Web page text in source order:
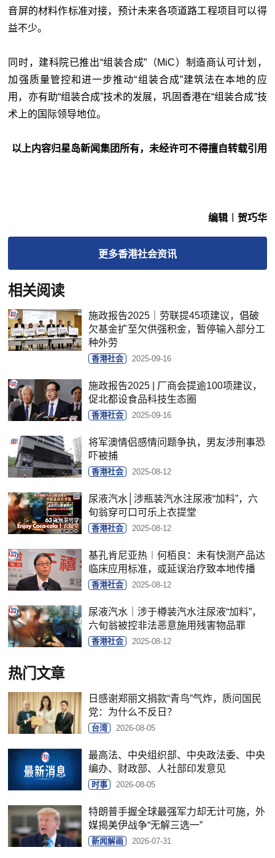
音屏的材料作标准对接，预计未来各项道路工程项目可以得
益不少。
同时，建科院已推出“组装合成”（MiC）制造商认可计划，
加强质量管控和进一步推动“组装合成”建筑法在本地的应
用，亦有助“组装合成”技术的发展，巩固香港在“组装合成”技
术上的国际领导地位。
以上内容归星岛新闻集团所有，未经许可不得擅自转载引用
编辑︱贺巧华
更多香港社会资讯
相关阅读
施政报告2025｜劳联提45项建议，倡破
欠基金扩至欠供强积金，暂停输入部分工
种外劳
香港社会 2025-09-16
施政报告2025 | 厂商会提逾100项建议，
促北都设食品科技生态圈
香港社会 2025-09-16
将军澳情侣感情问题争执，男友涉刑事恐
吓被捕
香港社会 2025-08-12
尿液汽水│涉瓶装汽水注尿液“加料”，六
旬翁穿可口可乐上衣提堂
香港社会 2025-08-12
基孔肯尼亚热︱何栢良：未有快测产品达
临床应用标准，或延误治疗致本地传播
香港社会 2025-08-12
尿液汽水｜涉于樽装汽水注尿液“加料”，
六旬翁被控非法恶意施用残害物品罪
香港社会 2025-08-12
热门文章
日感谢郑丽文捐款“青鸟”气炸，质问国民
党：为什么不反日？
台湾 2026-08-05
最高法、中央组织部、中央政法委、中央
编办、财政部、人社部印发意见
时事 2026-08-05
特朗普手握全球最强军力却无计可施，外
媒揭美伊战争“无解三选一”
新闻解画 2026-07-31